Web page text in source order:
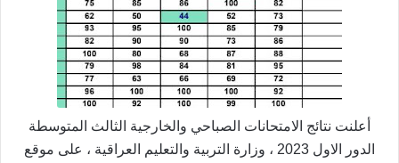
أعلنت نتائج الامتحانات الصباحي والخارجية الثالث المتوسطة
الدور الاول 2023 ، وزارة التربية والتعليم العراقية ، على موقع